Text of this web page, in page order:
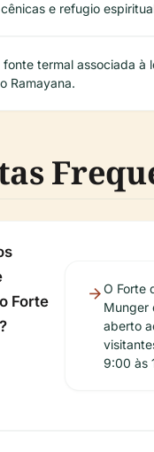
cênicas e refugio
fonte termal associada à
Ramayana.
Forte
O Forte
Munger
aberto
9:00 às